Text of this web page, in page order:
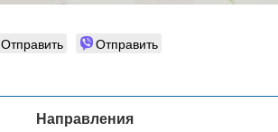
Отправить Отправить
Направления